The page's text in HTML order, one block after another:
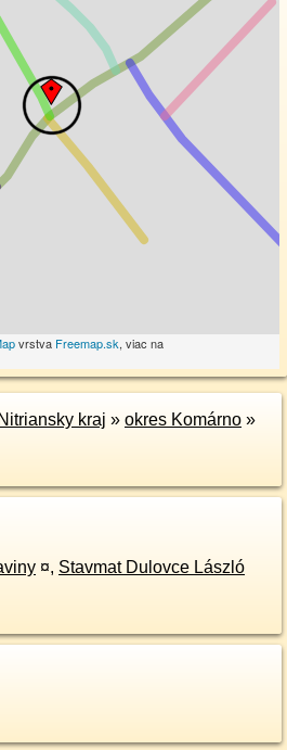
vrstva Freemap.sk, viac na
Nitriansky kraj » okres Komárno »
¤, Stavmat Dulovce László